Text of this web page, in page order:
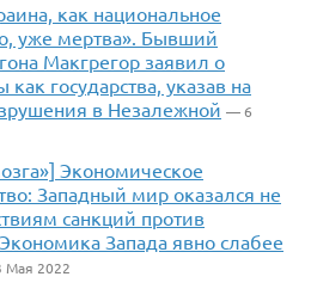
как национальное
уже мертва». Бывший
Макгрегор заявил о
государства, указав на
в Незалежной — 6
Экономическое
Западный мир оказался не
санкций против
Запада явно слабее
2022